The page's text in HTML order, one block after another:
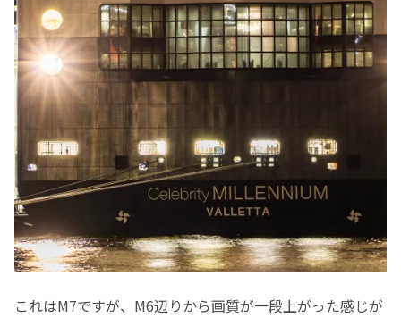
これはM7ですが、M6辺りから画質が一段上がった感じが